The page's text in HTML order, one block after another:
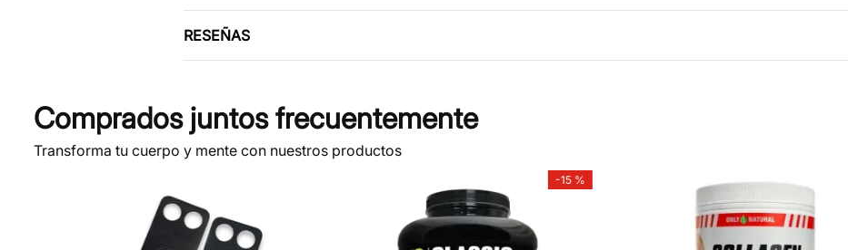
RESEÑAS
Comprados juntos frecuentemente
Transforma tu cuerpo y mente con nuestros productos
-15 %